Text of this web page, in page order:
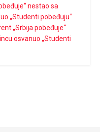
nestao sa
„Studenti pobeđuju“
„Srbija pobeđuje“
osvanuo „Studenti